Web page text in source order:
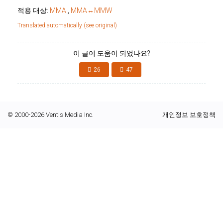
적용 대상: MMA MMA↔MMW
Translated automatically (see original)
이 글이 도움이 되었나요?
26 47
© 2000-2026 Ventis Media Inc. 개인정보 보호정책